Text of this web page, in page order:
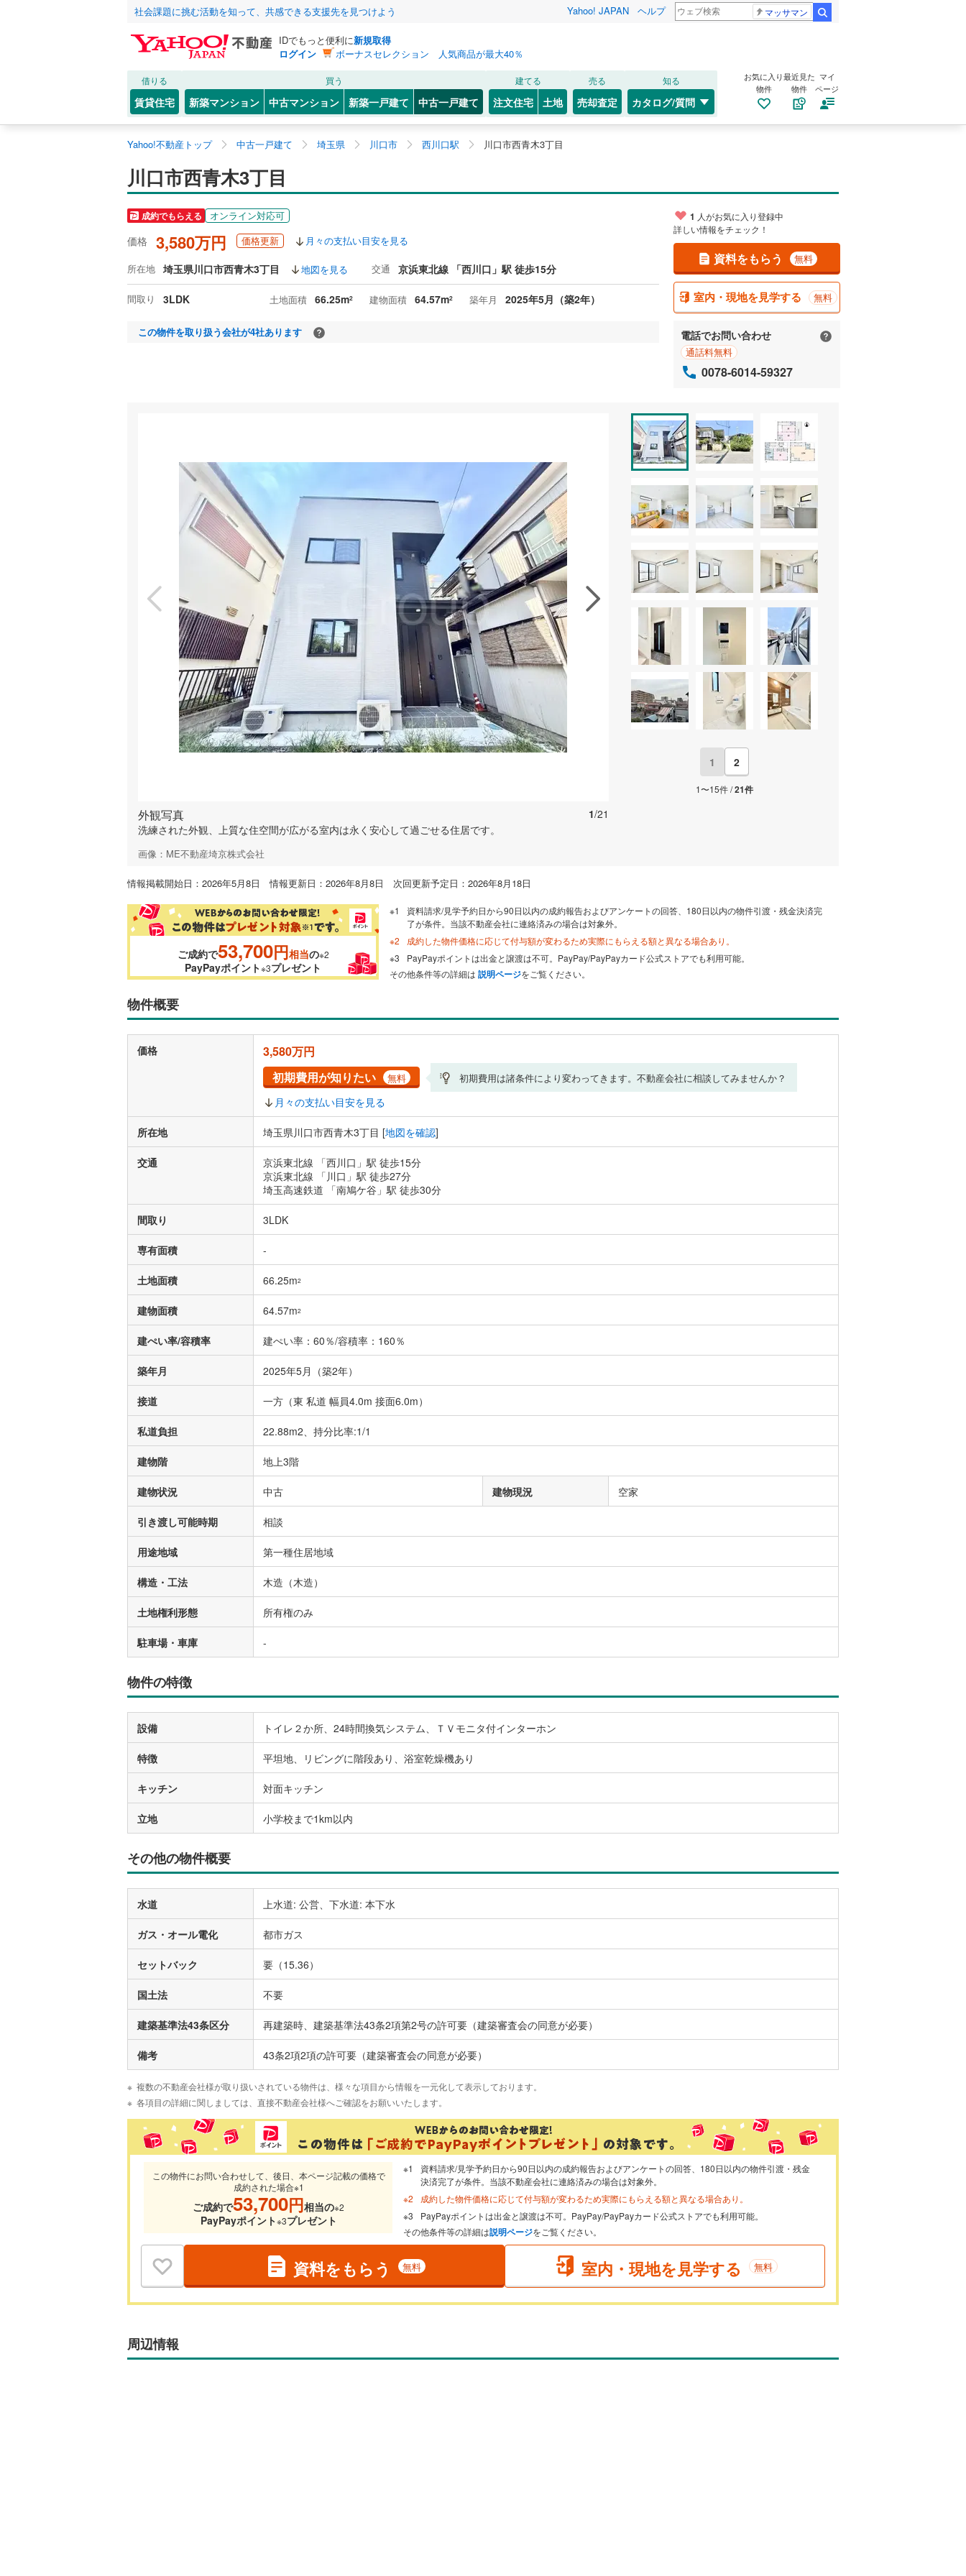
社会課題に挑む活動を知って、共感できる支援先を見つけよう Yahoo! JAPAN ヘルプ マッサマン
IDでもっと便利に新規取得
ログイン
ボーナスセレクション 人気商品が最大40％
借りる
賃貸住宅
買う
新築マンション 中古マンション 新築一戸建て 中古一戸建て
建てる
注文住宅 土地
売る
売却査定
知る
カタログ/質問
お気に入り
物件
最近見た
物件
マイ
ページ
Yahoo!不動産トップ 中古一戸建て 埼玉県 川口市 西川口駅 川口市西青木3丁目
川口市西青木3丁目
成約でもらえる オンライン対応可
価格 3,580万円 価格更新 月々の支払い目安を見る
所在地 埼玉県川口市西青木3丁目 地図を見る 交通 京浜東北線 「西川口」駅 徒歩15分
間取り 3LDK 土地面積 66.25m2 建物面積 64.57m2 築年月 2025年5月（築2年）
この物件を取り扱う会社が4社あります
1 人がお気に入り登録中
詳しい情報をチェック！
資料をもらう 無料
室内・現地を見学する 無料
電話でお問い合わせ
通話料無料
0078-6014-59327
資料をもらう 無料
室内･現地を見学する 無料
特徴の似た物件を見る
お気に入りに追加する
1/21
外観写真
洗練された外観、上質な住空間が広がる室内は永く安心して過ごせる住居です。
1 2
1〜15件 /21件
画像：ME不動産埼京株式会社
情報掲載開始日：2026年5月8日 情報更新日：2026年8月8日 次回更新予定日：2026年8月18日
ご成約で53,700円相当の※2
PayPayポイント※3プレゼント
資料請求/見学予約日から90日以内の成約報告およびアンケートの回答、180日以内の物件引渡・残金決済完
了が条件。当該不動産会社に連絡済みの場合は対象外。
成約した物件価格に応じて付与額が変わるため実際にもらえる額と異なる場合あり。
PayPayポイントは出金と譲渡は不可。PayPay/PayPayカード公式ストアでも利用可能。
その他条件等の詳細は 説明ページをご覧ください。
物件概要
価格
3,580万円
初期費用が知りたい
無料 初期費用は諸条件により変わってきます。不動産会社に相談してみませんか？
月々の支払い目安を見る
所在地 埼玉県川口市西青木3丁目 [地図を確認]
交通
京浜東北線 「西川口」駅 徒歩15分
京浜東北線 「川口」駅 徒歩27分
埼玉高速鉄道 「南鳩ケ谷」駅 徒歩30分
間取り 3LDK
専有面積 -
土地面積 66.25m2
建物面積 64.57m2
建ぺい率/容積率 建ぺい率：60％/容積率：160％
築年月 2025年5月（築2年）
接道 一方（東 私道 幅員4.0m 接面6.0m）
私道負担 22.88m2、持分比率:1/1
建物階 地上3階
建物状況 中古 建物現況 空家
引き渡し可能時期 相談
用途地域 第一種住居地域
構造・工法 木造（木造）
土地権利形態 所有権のみ
駐車場・車庫 -
物件の特徴
設備 トイレ２か所、24時間換気システム、ＴＶモニタ付インターホン
特徴 平坦地、リビングに階段あり、浴室乾燥機あり
キッチン 対面キッチン
立地 小学校まで1km以内
その他の物件概要
水道 上水道: 公営、下水道: 本下水
ガス・オール電化 都市ガス
セットバック 要（15.36）
国土法 不要
建築基準法43条区分 再建築時、建築基準法43条2項第2号の許可要（建築審査会の同意が必要）
備考 43条2項2項の許可要（建築審査会の同意が必要）
複数の不動産会社様が取り扱いされている物件は、様々な項目から情報を一元化して表示しております。
各項目の詳細に関しましては、直接不動産会社様へご確認をお願いいたします。
この物件にお問い合わせして、後日、本ページ記載の価格で
成約された場合※1
ご成約で53,700円相当の※2
PayPayポイント※3プレゼント
資料請求/見学予約日から90日以内の成約報告およびアンケートの回答、180日以内の物件引渡・残金
決済完了が条件。当該不動産会社に連絡済みの場合は対象外。
成約した物件価格に応じて付与額が変わるため実際にもらえる額と異なる場合あり。
PayPayポイントは出金と譲渡は不可。PayPay/PayPayカード公式ストアでも利用可能。
その他条件等の詳細は説明ページをご覧ください。
資料をもらう 無料 室内・現地を見学する 無料
周辺情報